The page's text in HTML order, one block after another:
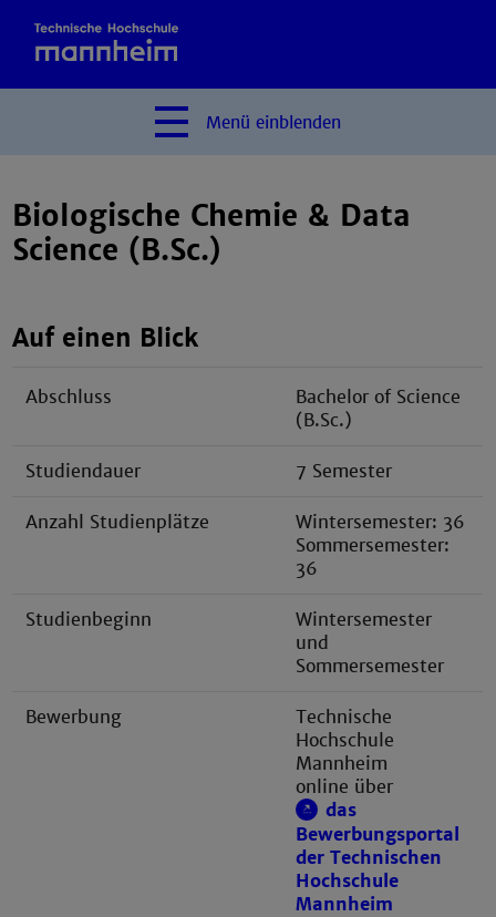
Menü einblenden
Biologische Chemie & Data
Science (B.Sc.)
Auf einen Blick
Abschluss
Bachelor of Science
(B.Sc.)
Studiendauer 7 Semester
Anzahl Studienplätze
Wintersemester: 36
Sommersemester:
36
Studienbeginn
Wintersemester
und
Sommersemester
Bewerbung
Technische
Hochschule
Mannheim
online über
das
Bewerbungsportal
der Technischen
Hochschule
Mannheim